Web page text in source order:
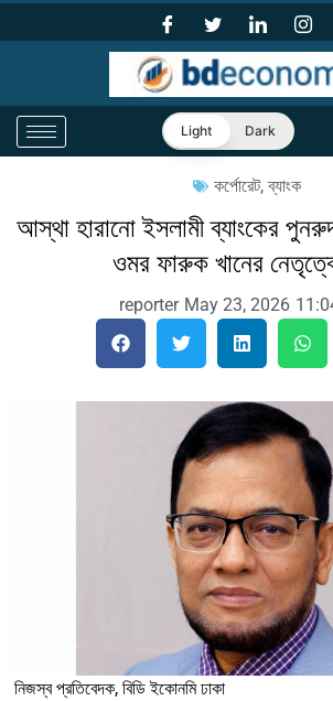
Light Dark
কর্পোরেট,ব্যাংক
আস্থা হারানো ইসলামী ব্যাংকের
ওমর ফারুক খানের
reporter May 23, 2026
নিজস্ব প্রতিবেদক, বিডি ইকোনমি ঢাকা